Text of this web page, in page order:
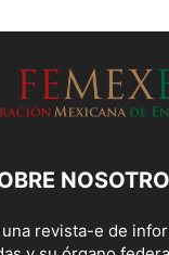
una revista-e de